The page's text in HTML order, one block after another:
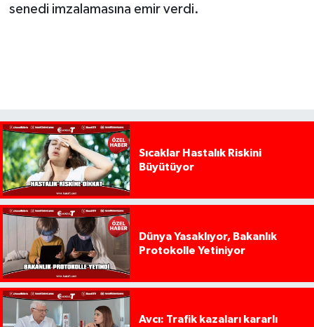
senedi imzalamasına emir verdi.
Sıcaklar Hastalık Riskini
Büyütüyor
Dünya Yasaklıyor, Bakanlık
Protokolle Yetiniyor
Avcı: Trafik kazaları kararlı